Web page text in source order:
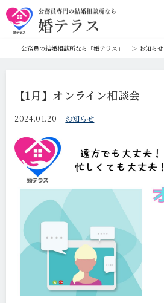
公務員の結婚相談所なら「婚テラス」 ＞ お知らせ
【1月】オンライン相談会
2024.01.20 お知らせ